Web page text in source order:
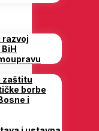
razvoj
zaštitu
borbe
i